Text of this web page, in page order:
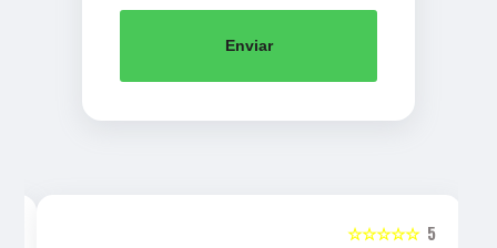
Enviar
5
☆☆☆☆☆